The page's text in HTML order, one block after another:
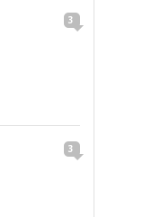
3
3